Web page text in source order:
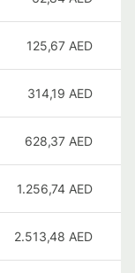
125,67 AED
314,19 AED
628,37 AED
1.256,74 AED
2.513,48 AED